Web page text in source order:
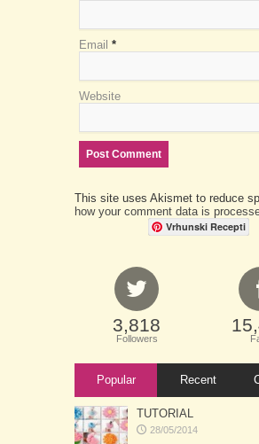
Email *
Website
This site uses Akismet to reduce
how your comment data is
Vrhunski Recepti
3,818
Followers
Popular Recent
TUTORIAL
28/05/2014